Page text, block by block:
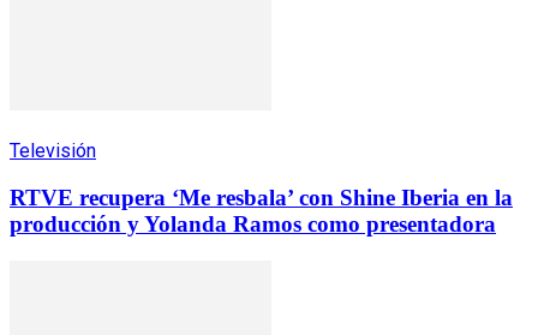
Televisión
RTVE recupera ‘Me resbala’ con Shine Iberia en la
producción y Yolanda Ramos como presentadora